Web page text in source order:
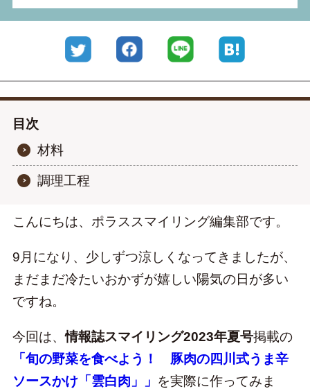
Twitter Facebook LINE
目次
材料
調理工程
こんにちは、ポラススマイリング編集部です。
9月になり、少しずつ涼しくなってきましたが、
まだまだ冷たいおかずが嬉しい陽気の日が多い
ですね。
今回は、情報誌スマイリング2023年夏号掲載の
「旬の野菜を食べよう！ 豚肉の四川式うま辛
ソースかけ「雲白肉」」 を実際に作ってみま